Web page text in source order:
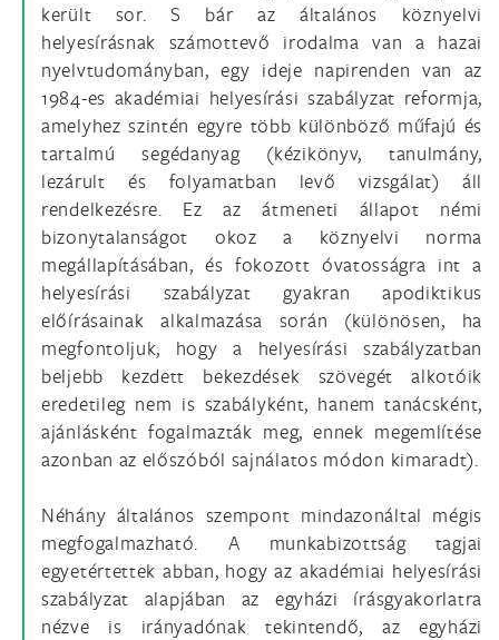
került sor. S bár az általános köznyelvi
helyesírásnak számottevő irodalma van a hazai
nyelvtudományban, egy ideje napirenden van az
1984-es akadémiai helyesírási szabályzat reformja,
amelyhez szintén egyre több különböző műfajú és
tartalmú segédanyag (kézikönyv, tanulmány,
lezárult és folyamatban levő vizsgálat) áll
rendelkezésre. Ez az átmeneti állapot némi
bizonytalanságot okoz a köznyelvi norma
megállapításában, és fokozott óvatosságra int a
helyesírási szabályzat gyakran apodiktikus
előírásainak alkalmazása során (különösen, ha
megfontoljuk, hogy a helyesírási szabályzatban
beljebb kezdett bekezdések szövegét alkotóik
eredetileg nem is szabályként, hanem tanácsként,
ajánlásként fogalmazták meg, ennek megemlítése
azonban az előszóból sajnálatos módon kimaradt).
Néhány általános szempont mindazonáltal mégis
megfogalmazható. A munkabizottság tagjai
egyetértettek abban, hogy az akadémiai helyesírási
szabályzat alapjában az egyházi írásgyakorlatra
nézve is irányadónak tekintendő, az egyházi